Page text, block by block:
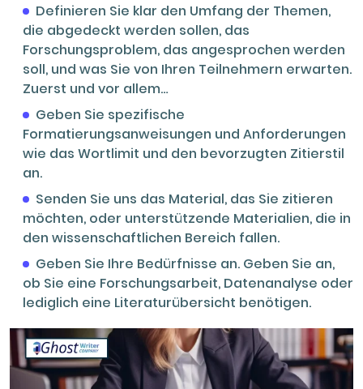
Definieren Sie klar den Umfang der Themen,
die abgedeckt werden sollen, das
Forschungsproblem, das angesprochen werden
soll, und was Sie von Ihren Teilnehmern erwarten.
Zuerst und vor allem…
Geben Sie spezifische
Formatierungsanweisungen und Anforderungen
wie das Wortlimit und den bevorzugten Zitierstil
an.
Senden Sie uns das Material, das Sie zitieren
möchten, oder unterstützende Materialien, die in
den wissenschaftlichen Bereich fallen.
Geben Sie Ihre Bedürfnisse an. Geben Sie an,
ob Sie eine Forschungsarbeit, Datenanalyse oder
lediglich eine Literaturübersicht benötigen.